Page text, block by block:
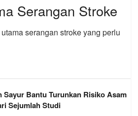
Serangan Stroke
serangan stroke yang perlu
Sayur Bantu Turunkan Risiko Asam
Sejumlah Studi